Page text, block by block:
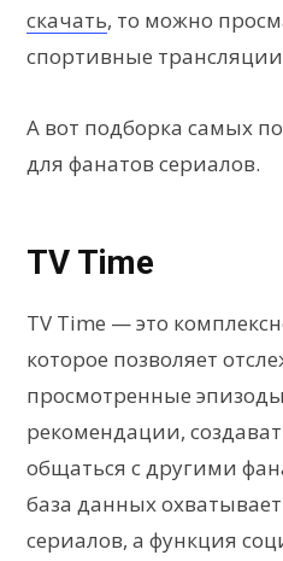
скачать, то можно
спортивные
А вот подборка самых
для фанатов сериалов.
TV Time
TV Time — это
которое позволяет
просмотренные
рекомендации,
общаться с другими
база данных
сериалов, а функция